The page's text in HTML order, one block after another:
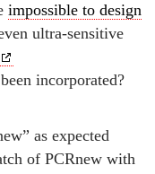
impossible to design
ultra-sensitive
incorporated?
as expected
of PCRnew with